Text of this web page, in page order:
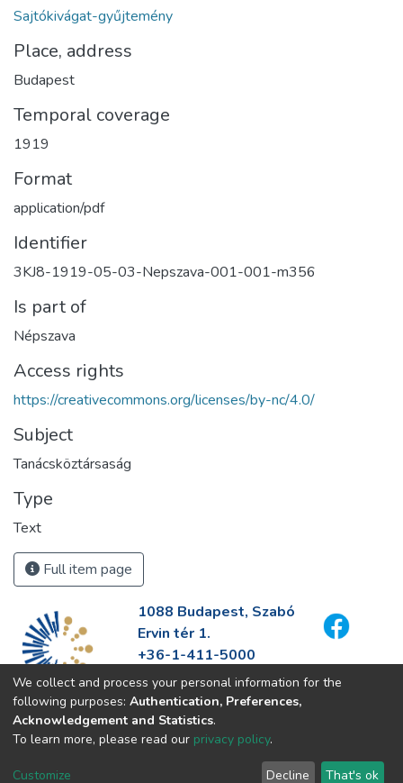
Sajtókivágat-gyűjtemény
Place, address
Budapest
Temporal coverage
1919
Format
application/pdf
Identifier
3KJ8-1919-05-03-Nepszava-001-001-m356
Is part of
Népszava
Access rights
https://creativecommons.org/licenses/by-nc/4.0/
Subject
Tanácsköztársaság
Type
Text
Full item page
1088 Budapest, Szabó
Ervin tér 1.
+36-1-411-5000
info@fszek.hu
https://fszek.hu
We collect and process your personal information for the
following purposes: Authentication, Preferences,
Acknowledgement and Statistics.
To learn more, please read our privacy policy.
Customize Decline That's ok